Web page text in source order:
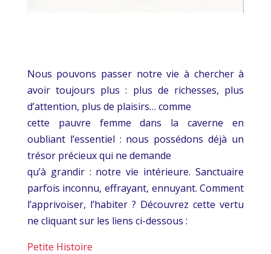
Nous pouvons passer notre vie à chercher à
avoir toujours plus : plus de richesses, plus
d’attention, plus de plaisirs… comme
cette pauvre femme dans la caverne en
oubliant l’essentiel : nous possédons déjà un
trésor précieux qui ne demande
qu’à grandir : notre vie intérieure. Sanctuaire
parfois inconnu, effrayant, ennuyant. Comment
l’apprivoiser, l’habiter ? Découvrez cette vertu
ne cliquant sur les liens ci-dessous :
Petite Histoire